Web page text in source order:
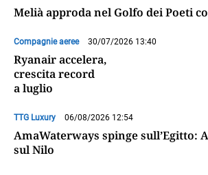
Melià approda nel Golfo dei Poeti
Compagnie aeree 30/07/2026 13:40
Ryanair accelera,
crescita record
a luglio
TTG Luxury 06/08/2026 12:54
AmaWaterways spinge sull’Egitto:
sul Nilo